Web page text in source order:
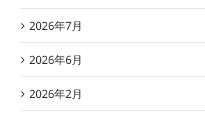
2026年7月
2026年6月
2026年2月